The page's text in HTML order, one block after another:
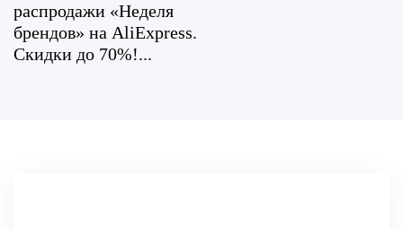
распродажи «Неделя
брендов» на AliExpress.
Скидки до 70%!...